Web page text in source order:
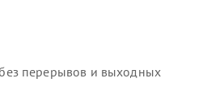
перерывов и выходных